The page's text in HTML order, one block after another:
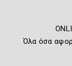
Όλα όσα